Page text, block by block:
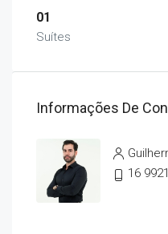
01
Suítes
Informações De
16